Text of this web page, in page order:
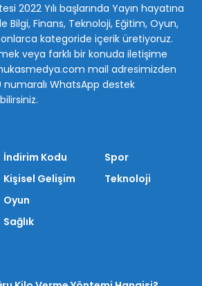
2022 Yılı başlarında Yayın hayatına
Bilgi, Finans, Teknoloji, Eğitim, Oyun,
onlarca kategoride içerik üretiyoruz.
veya farklı bir konuda iletişime
mail adresimizden
WhatsApp destek
İndirim Kodu
Kişisel Gelişim
Oyun
Sağlık
Spor
Teknoloji